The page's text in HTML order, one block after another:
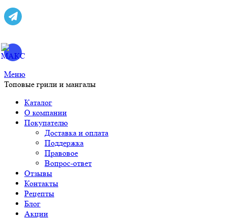
Меню
Топовые грили и мангалы
Каталог
О компании
Покупателю
Доставка и оплата
Поддержка
Правовое
Вопрос-ответ
Отзывы
Контакты
Рецепты
Блог
Акции